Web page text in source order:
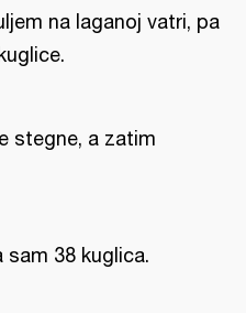
na laganoj vatri, pa
stegne, a zatim
38 kuglica.